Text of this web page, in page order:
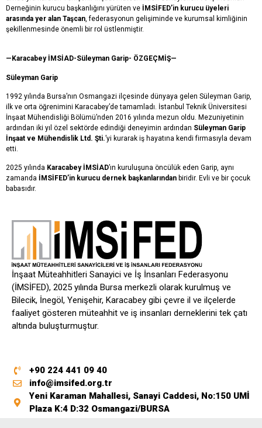
Derneğinin kurucu başkanlığını yürüten ve İMSİFED’in kurucu üyeleri
arasında yer alan Taşcan, federasyonun gelişiminde ve kurumsal kimliğinin
şekillenmesinde önemli bir rol üstlenmiştir.
—Karacabey İMSİAD-Süleyman Garip- ÖZGEÇMİŞ—
Süleyman Garip
1992 yılında Bursa’nın Osmangazi ilçesinde dünyaya gelen Süleyman Garip,
ilk ve orta öğrenimini Karacabey’de tamamladı. İstanbul Teknik Üniversitesi
İnşaat Mühendisliği Bölümü’nden 2016 yılında mezun oldu. Mezuniyetinin
ardından iki yıl özel sektörde edindiği deneyimin ardından Süleyman Garip
İnşaat ve Mühendislik Ltd. Şti.’yi kurarak iş hayatına kendi firmasıyla devam
etti.
2025 yılında Karacabey İMSİAD’ın kuruluşuna öncülük eden Garip, aynı
zamanda İMSİFED’in kurucu dernek başkanlarından biridir. Evli ve bir çocuk
babasıdır.
İnşaat Müteahhitleri Sanayici ve İş İnsanları Federasyonu
(İMSİFED), 2025 yılında Bursa merkezli olarak kurulmuş ve
Bilecik, İnegöl, Yenişehir, Karacabey gibi çevre il ve ilçelerde
faaliyet gösteren müteahhit ve iş insanları derneklerini tek çatı
altında buluşturmuştur.
+90 224 441 09 40
info@imsifed.org.tr
Yeni Karaman Mahallesi, Sanayi Caddesi, No:150 UMİ
Plaza K:4 D:32 Osmangazi/BURSA